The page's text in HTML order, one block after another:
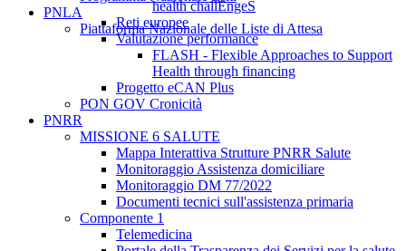
PNLA
Piattaforma Nazionale delle Liste di Attesa
health challEngeS
Reti europee
Valutazione performance
FLASH - Flexible Approaches to Support
Health through financing
Progetto eCAN Plus
PON GOV Cronicità
PNRR
MISSIONE 6 SALUTE
Mappa Interattiva Strutture PNRR Salute
Monitoraggio Assistenza domiciliare
Monitoraggio DM 77/2022
Documenti tecnici sull'assistenza primaria
Componente 1
Telemedicina